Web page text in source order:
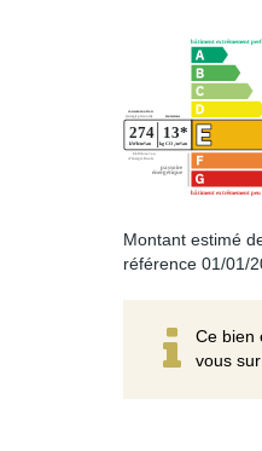
Montant estimé
référence 01/01/
Ce bien
vous sur